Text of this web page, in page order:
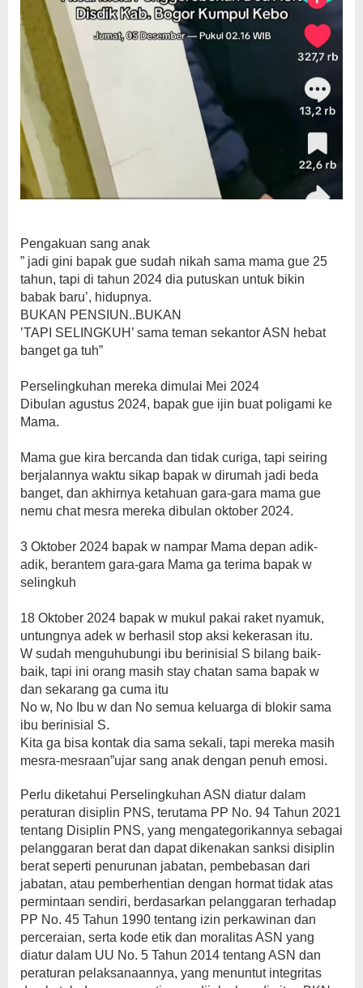
‎Pengakuan sang anak
‎” jadi gini bapak gue sudah nikah sama mama gue 25
tahun, tapi di tahun 2024 dia putuskan untuk bikin
babak baru’, hidupnya.
‎BUKAN PENSIUN..BUKAN
‎’TAPI SELINGKUH’ sama teman sekantor ASN hebat
banget ga tuh”
‎Perselingkuhan mereka dimulai Mei 2024
‎Dibulan agustus 2024, bapak gue ijin buat poligami ke
Mama.
‎Mama gue kira bercanda dan tidak curiga, tapi seiring
berjalannya waktu sikap bapak w dirumah jadi beda
banget, dan akhirnya ketahuan gara-gara mama gue
nemu chat mesra mereka dibulan oktober 2024.
‎3 Oktober 2024 bapak w nampar Mama depan adik-
adik, berantem gara-gara Mama ga terima bapak w
selingkuh
18 Oktober 2024 bapak w mukul pakai raket nyamuk,
untungnya adek w berhasil stop aksi kekerasan itu.
W sudah menguhubungi ibu berinisial S bilang baik-
baik, tapi ini orang masih stay chatan sama bapak w
dan sekarang ga cuma itu
‎No w, No Ibu w dan No semua keluarga di blokir sama
ibu berinisial S.
‎Kita ga bisa kontak dia sama sekali, tapi mereka masih
mesra-mesraan”ujar sang anak dengan penuh emosi.
Perlu diketahui Perselingkuhan ASN diatur dalam
peraturan disiplin PNS, terutama PP No. 94 Tahun 2021
tentang Disiplin PNS, yang mengategorikannya sebagai
pelanggaran berat dan dapat dikenakan sanksi disiplin
berat seperti penurunan jabatan, pembebasan dari
jabatan, atau pemberhentian dengan hormat tidak atas
permintaan sendiri, berdasarkan pelanggaran terhadap
PP No. 45 Tahun 1990 tentang izin perkawinan dan
perceraian, serta kode etik dan moralitas ASN yang
diatur dalam UU No. 5 Tahun 2014 tentang ASN dan
peraturan pelaksanaannya, yang menuntut integritas